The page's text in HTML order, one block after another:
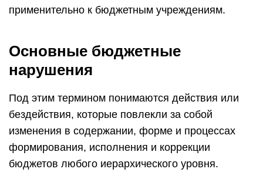
применительно к бюджетным учреждениям.
Основные бюджетные
нарушения
Под этим термином понимаются действия или
бездействия, которые повлекли за собой
изменения в содержании, форме и процессах
формирования, исполнения и коррекции
бюджетов любого иерархического уровня.